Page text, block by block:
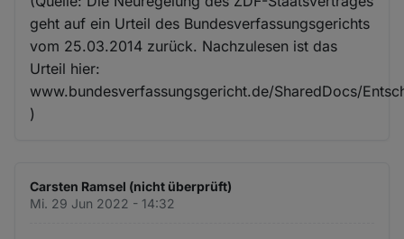
geht auf ein Urteil des Bundesverfassungsgerichts
vom 25.03.2014 zurück. Nachzulesen ist das
Urteil hier:
www.bundesverfassungsgericht.de/SharedDocs/
)
Carsten Ramsel (nicht überprüft)
Mi. 29 Jun 2022 - 14:32